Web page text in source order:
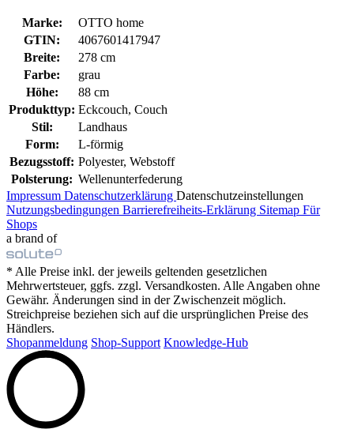
Marke:
OTTO home
GTIN:
4067601417947
Breite:
278 cm
Farbe:
grau
Höhe:
88 cm
Produkttyp: Eckcouch, Couch
Stil:
Landhaus
Form:
L-förmig
Bezugsstoff: Polyester, Webstoff
Polsterung: Wellenunterfederung
Impressum Datenschutzerklärung Datenschutzeinstellungen
Nutzungsbedingungen Barrierefreiheits-Erklärung Sitemap Für
Shops
a brand of
* Alle Preise inkl. der jeweils geltenden gesetzlichen
Mehrwertsteuer, ggfs. zzgl. Versandkosten. Alle Angaben ohne
Gewähr. Änderungen sind in der Zwischenzeit möglich.
Streichpreise beziehen sich auf die ursprünglichen Preise des
Händlers.
Shopanmeldung Shop-Support Knowledge-Hub